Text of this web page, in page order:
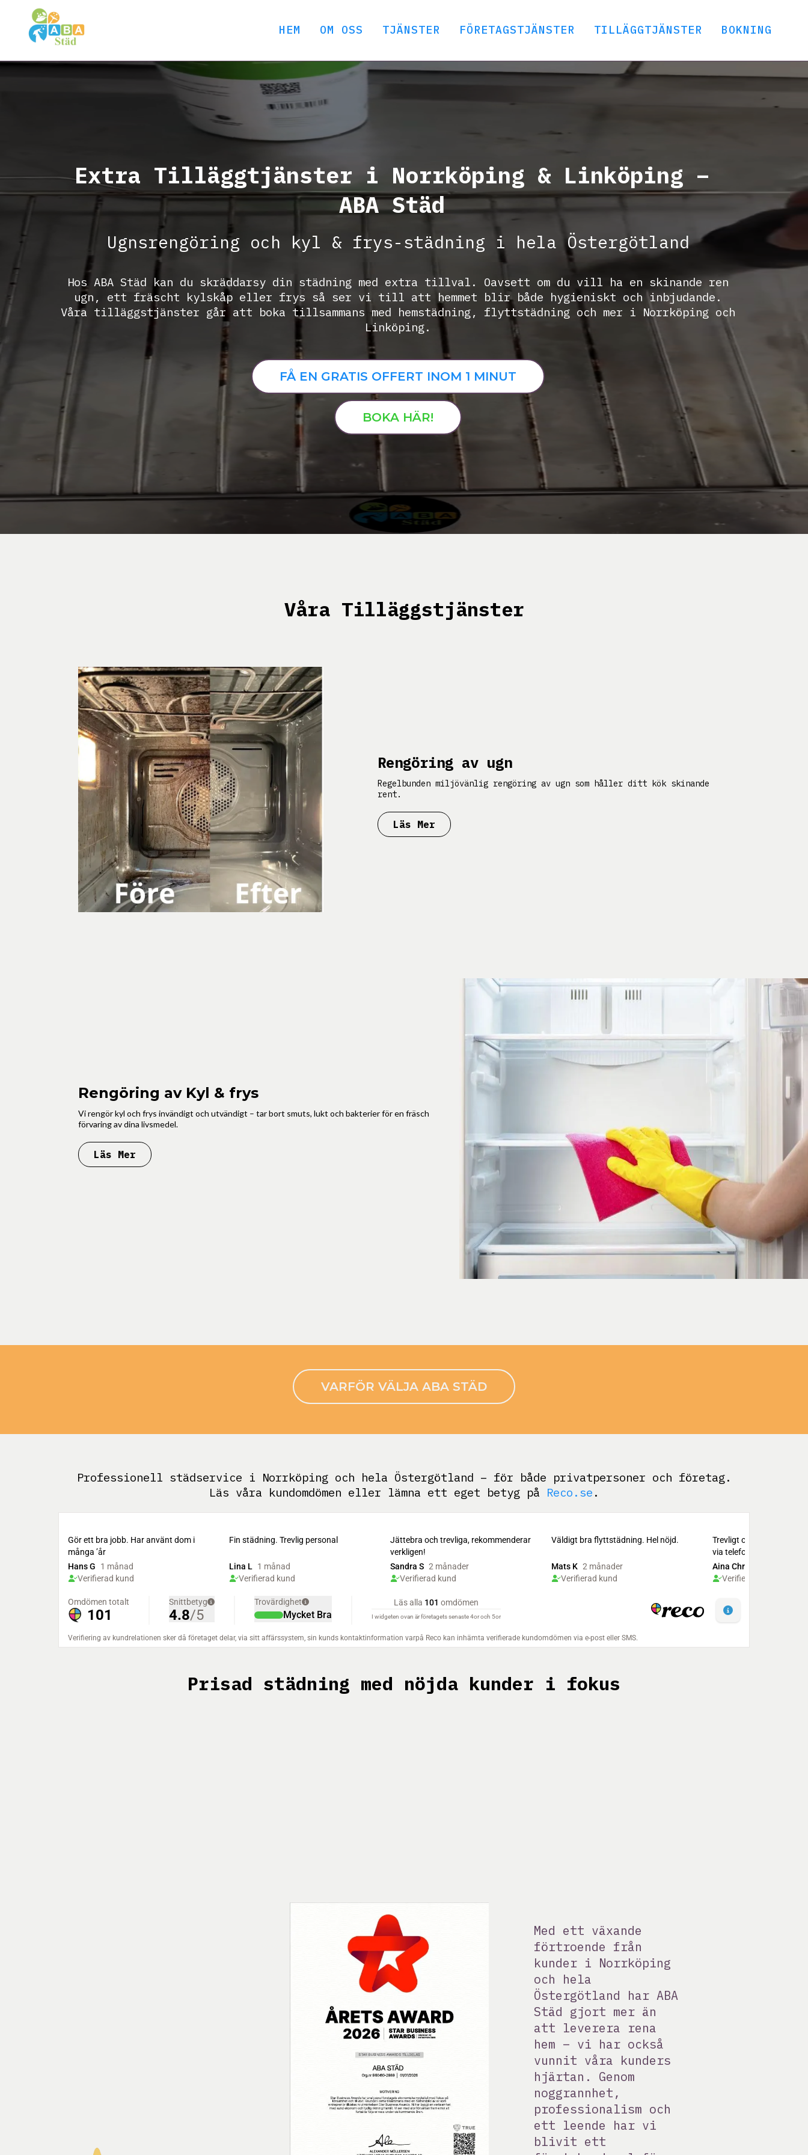
HEM OM OSS TJÄNSTER FÖRETAGSTJÄNSTER TILLÄGGTJÄNSTER BOKNING
Extra Tilläggtjänster i Norrköping & Linköping –
ABA Städ
Ugnsrengöring och kyl & frys-städning i hela Östergötland
Hos ABA Städ kan du skräddarsy din städning med extra tillval. Oavsett om du vill ha en skinande ren
ugn, ett fräscht kylskåp eller frys så ser vi till att hemmet blir både hygieniskt och inbjudande.
Våra tilläggstjänster går att boka tillsammans med hemstädning, flyttstädning och mer i Norrköping och
Linköping.
FÅ EN GRATIS OFFERT INOM 1 MINUT
BOKA HÄR!
Våra Tilläggstjänster
Rengöring av ugn
Regelbunden miljövänlig rengöring av ugn som håller ditt kök skinande
rent.
Läs Mer
Rengöring av Kyl & frys
Vi rengör kyl och frys invändigt och utvändigt – tar bort smuts, lukt och bakterier för en fräsch
förvaring av dina livsmedel.
Läs Mer
VARFÖR VÄLJA ABA STÄD
Professionell städservice i Norrköping och hela Östergötland – för både privatpersoner och företag.
Läs våra kundomdömen eller lämna ett eget betyg på Reco.se .
Prisad städning med nöjda kunder i fokus
Med ett växande
förtroende från
kunder i Norrköping
och hela
Östergötland har ABA
Städ gjort mer än
att leverera rena
hem – vi har också
vunnit våra kunders
hjärtan. Genom
noggrannhet,
professionalism och
ett leende har vi
blivit ett